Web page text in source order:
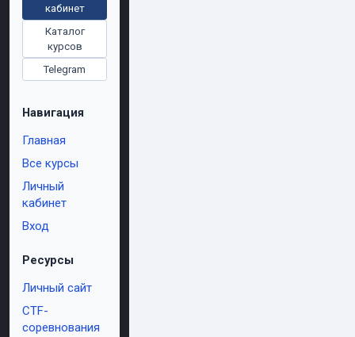
кабинет
Каталог
курсов
Telegram
Навигация
Главная
Все курсы
Личный
кабинет
Вход
Ресурсы
Личный сайт
CTF-
соревнования